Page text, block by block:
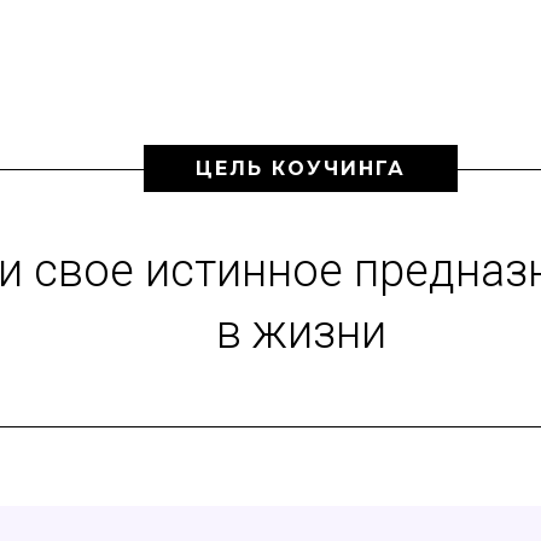
ЦЕЛЬ КОУЧИНГА
свое истинное
в жизни